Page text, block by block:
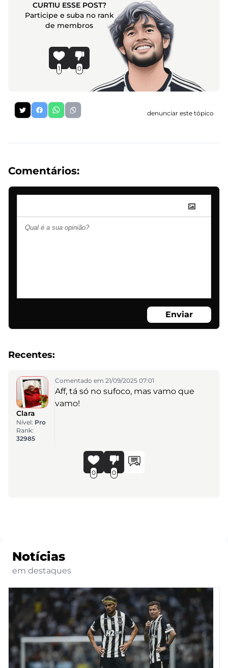
CURTIU ESSE POST?
Participe e suba no rank
de membros
1 0
denunciar este tópico
Comentários:
Enviar
Recentes:
Clara
Nível: Pro
Rank:
32985
Comentado em 21/09/2025 07:01
Aff, tá só no sufoco, mas vamo que
vamo!
0 0
Notícias
em destaques